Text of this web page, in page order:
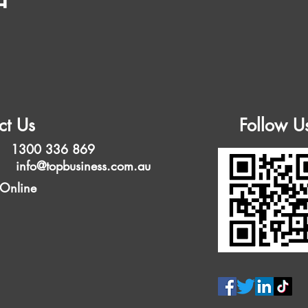
Us
1300 336 869
info@topbusiness.com.au
Follow